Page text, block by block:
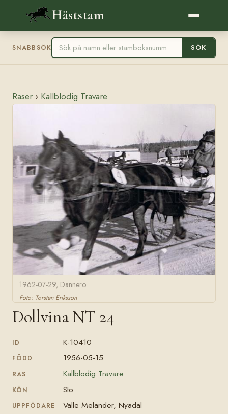
Häststam
SNABBSÖK SÖK
Raser › Kallblodig Travare
1962-07-29, Dannero
Foto: Torsten Eriksson
Dollvina NT 24
ID K-10410
FÖDD 1956-05-15
RAS Kallblodig Travare
KÖN Sto
UPPFÖDARE Valle Melander, Nyadal